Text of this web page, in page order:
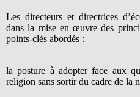
Les directeurs et directrices
dans la mise en œuvre des
points-clés abordés :
la posture à adopter face aux
religion sans sortir du cadre de la